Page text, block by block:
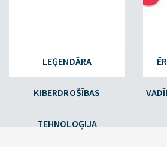
LEĢENDĀRA
KIBERDROŠĪBAS
TEHNOLOĢIJA